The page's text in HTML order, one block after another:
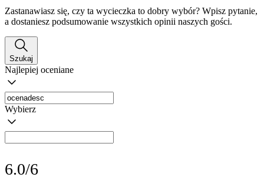
Zastanawiasz się, czy ta wycieczka to dobry wybór? Wpisz pytanie,
a dostaniesz podsumowanie wszystkich opinii naszych gości.
Szukaj
Najlepiej oceniane
Wybierz
6.0/6